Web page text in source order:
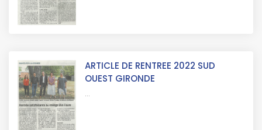
ARTICLE DE RENTREE 2022 SUD
OUEST GIRONDE
...